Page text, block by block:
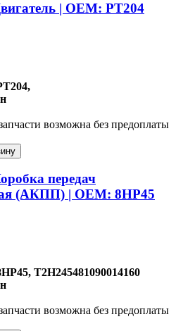
| OEM: PT204
возможна без предоплаты
передач
(АКПП) | OEM: 8HP45
T2H245481090014160
возможна без предоплаты